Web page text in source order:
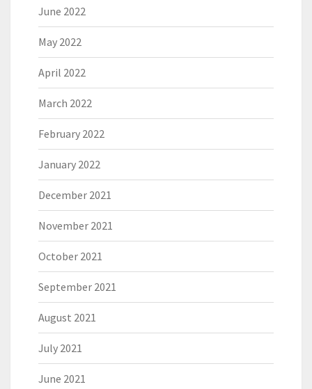
June 2022
May 2022
April 2022
March 2022
February 2022
January 2022
December 2021
November 2021
October 2021
September 2021
August 2021
July 2021
June 2021